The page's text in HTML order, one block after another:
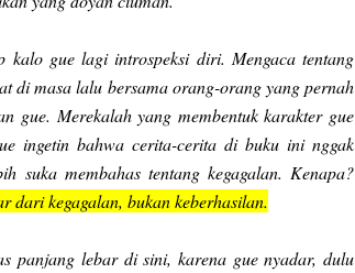
kalo gue lagi introspeksi diri. Mengaca tentang
di masa lalu bersama orang-orang yang pernah
gue. Merekalah yang membentuk karakter gue
ingetin bahwa cerita-cerita di buku ini nggak
suka membahas tentang kegagalan. Kenapa?
dari kegagalan, bukan keberhasilan.
panjang lebar di sini, karena gue nyadar, dulu